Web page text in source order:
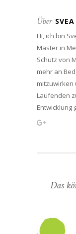
Über
Hi, ich bin
Master in
Schutz von
mehr an
mitzuwirken
Laufenden
Entwicklung
Das